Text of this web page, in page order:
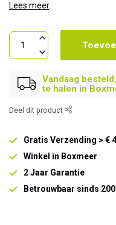
Lees meer.
Vandaag
te halen in
Deel dit product
Gratis Verzending > €
Winkel in Boxmeer
2 Jaar Garantie
Betrouwbaar sinds